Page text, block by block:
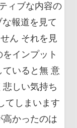
ィブな内容の
報道を見て
ん それを見
インプット
ていると無 意
しい気持ち
てしまいます
かったのは